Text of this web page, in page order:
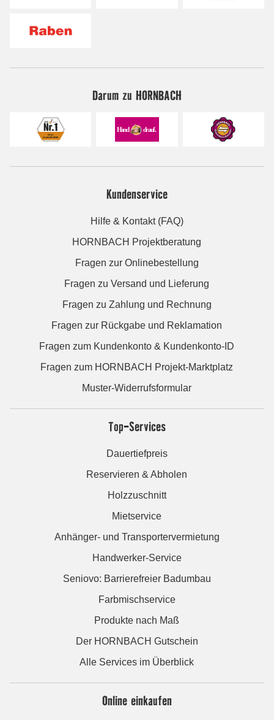
Darum zu HORNBACH
Kundenservice
Hilfe & Kontakt (FAQ)
HORNBACH Projektberatung
Fragen zur Onlinebestellung
Fragen zu Versand und Lieferung
Fragen zu Zahlung und Rechnung
Fragen zur Rückgabe und Reklamation
Fragen zum Kundenkonto & Kundenkonto-ID
Fragen zum HORNBACH Projekt-Marktplatz
Muster-Widerrufsformular
Top-Services
Dauertiefpreis
Reservieren & Abholen
Holzzuschnitt
Mietservice
Anhänger- und Transportervermietung
Handwerker-Service
Seniovo: Barrierefreier Badumbau
Farbmischservice
Produkte nach Maß
Der HORNBACH Gutschein
Alle Services im Überblick
Online einkaufen